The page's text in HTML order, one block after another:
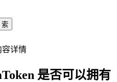
索
容详情
是否可以拥有